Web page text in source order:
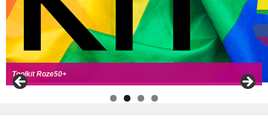
Roze50+ zoekt coll
Toolkit Roze50+
Handboek Roze Loper
Handreiking voor Roze 50+ ambassadeurs